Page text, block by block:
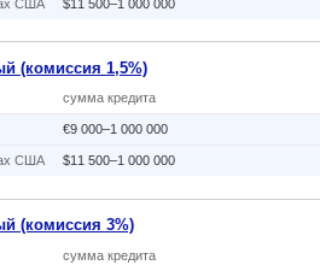
США $11 500–1 000 000
(комиссия 1,5%)
сумма кредита
€9 000–1 000 000
США $11 500–1 000 000
(комиссия 3%)
сумма кредита